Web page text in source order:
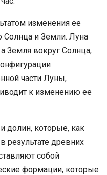
изменения ее
Солнца и Земли. Луна
Земля вокруг Солнца,
части Луны,
к изменению ее
долин, которые, как
результате древних
собой
формации, которые